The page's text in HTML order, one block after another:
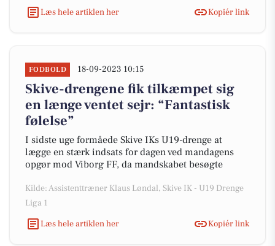
Læs hele artiklen her Kopiér link
FODBOLD 18-09-2023 10:15
Skive-drengene fik tilkæmpet sig
en længe ventet sejr: “Fantastisk
følelse”
I sidste uge formåede Skive IKs U19-drenge at
lægge en stærk indsats for dagen ved mandagens
opgør mod Viborg FF, da mandskabet besøgte
Kilde: Assistenttræner Klaus Løndal, Skive IK - U19 Drenge
Liga 1
Læs hele artiklen her
Kopiér link